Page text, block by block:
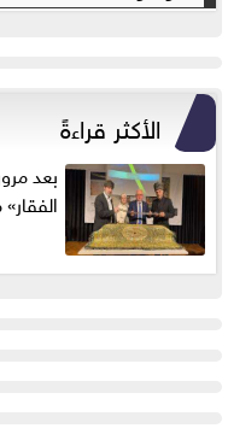
الأكثر قراءةً
بعد